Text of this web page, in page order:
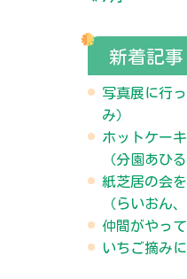
新着記事
写真展に行
み）
ホットケー
（分園あひ
紙芝居の会
（らいおん
仲間がやっ
いちご摘み